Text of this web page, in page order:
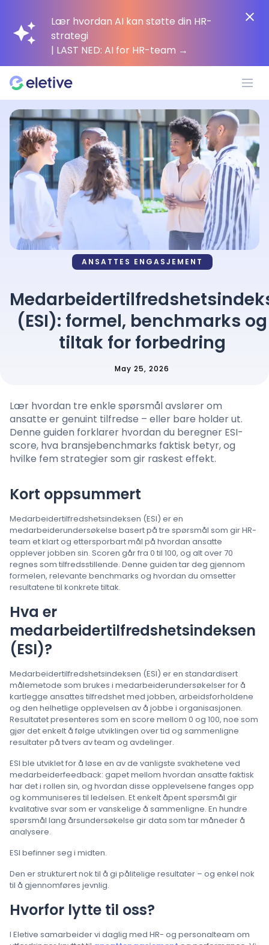
Lær hvordan AI kan støtte din HR-
strategi
| LAST NED: AI for HR-team →
Plattform
Hvorfor Eletive?
Kunder
Ressurser
Språk: Norwegian
Logg inn
ANSATTES ENGASJEMENT
(ESI): formel, benchmarks og
tiltak for forbedring
May 25, 2026
Lær hvordan tre enkle spørsmål avslører om
ansatte er genuint tilfredse – eller bare holder ut.
Denne guiden forklarer hvordan du beregner ESI-
score, hva bransjebenchmarks faktisk betyr, og
hvilke fem strategier som gir raskest effekt.
Kort oppsummert
Medarbeidertilfredshetsindeksen (ESI) er en
medarbeiderundersøkelse basert på tre spørsmål som gir HR-
team et klart og ettersporbart mål på hvordan ansatte
opplever jobben sin. Scoren går fra 0 til 100, og alt over 70
regnes som tilfredsstillende. Denne guiden tar deg gjennom
formelen, relevante benchmarks og hvordan du omsetter
resultatene til konkrete tiltak.
Hva er
medarbeidertilfredshetsindeksen
(ESI)?
Medarbeidertilfredshetsindeksen (ESI) er en standardisert
målemetode som brukes i medarbeiderundersøkelser for å
kartlegge ansattes tilfredshet med jobben, arbeidsforholdene
og den helhetlige opplevelsen av å jobbe i organisasjonen.
Resultatet presenteres som en score mellom 0 og 100, noe som
gjør det enkelt å følge utviklingen over tid og sammenligne
resultater på tvers av team og avdelinger.
ESI ble utviklet for å løse en av de vanligste svakhetene ved
medarbeiderfeedback: gapet mellom hvordan ansatte faktisk
har det i rollen sin, og hvordan disse opplevelsene fanges opp
og kommuniseres til ledelsen. Et enkelt åpent spørsmål gir
kvalitative svar som er vanskelige å sammenligne. En hundre
spørsmål lang årsundersøkelse gir data som tar måneder å
analysere.
ESI befinner seg i midten.
Den er strukturert nok til å gi pålitelige resultater – og enkel nok
til å gjennomføres jevnlig.
Hvorfor lytte til oss?
I Eletive samarbeider vi daglig med HR- og personalteam om